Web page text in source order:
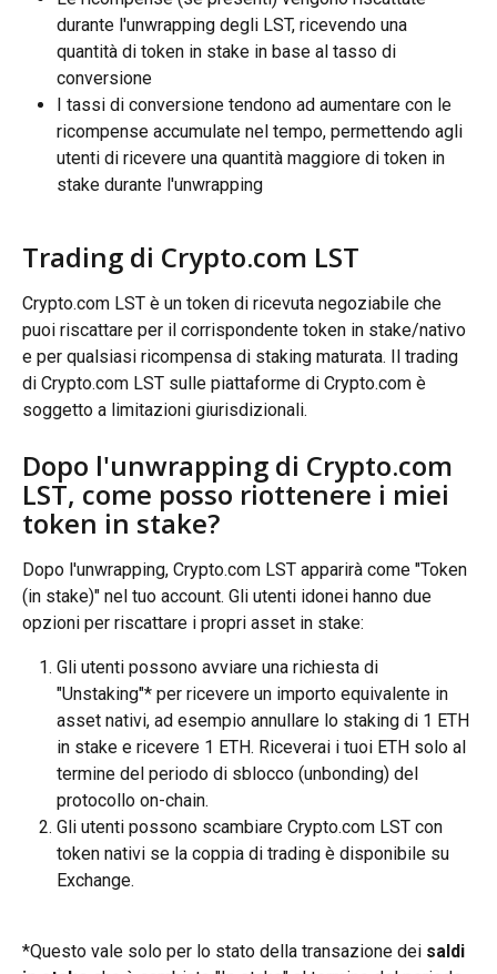
durante l'unwrapping degli LST, ricevendo una
quantità di token in stake in base al tasso di
conversione
I tassi di conversione tendono ad aumentare con le
ricompense accumulate nel tempo, permettendo agli
utenti di ricevere una quantità maggiore di token in
stake durante l'unwrapping
Trading di Crypto.com LST
Crypto.com LST è un token di ricevuta negoziabile che
puoi riscattare per il corrispondente token in stake/nativo
e per qualsiasi ricompensa di staking maturata. Il trading
di Crypto.com LST sulle piattaforme di Crypto.com è
soggetto a limitazioni giurisdizionali.
Dopo l'unwrapping di Crypto.com
LST, come posso riottenere i miei
token in stake?
Dopo l'unwrapping, Crypto.com LST apparirà come "Token
(in stake)" nel tuo account. Gli utenti idonei hanno due
opzioni per riscattare i propri asset in stake:
Gli utenti possono avviare una richiesta di
"Unstaking"* per ricevere un importo equivalente in
asset nativi, ad esempio annullare lo staking di 1 ETH
in stake e ricevere 1 ETH. Riceverai i tuoi ETH solo al
termine del periodo di sblocco (unbonding) del
protocollo on-chain.
Gli utenti possono scambiare Crypto.com LST con
token nativi se la coppia di trading è disponibile su
Exchange.
*Questo vale solo per lo stato della transazione dei saldi